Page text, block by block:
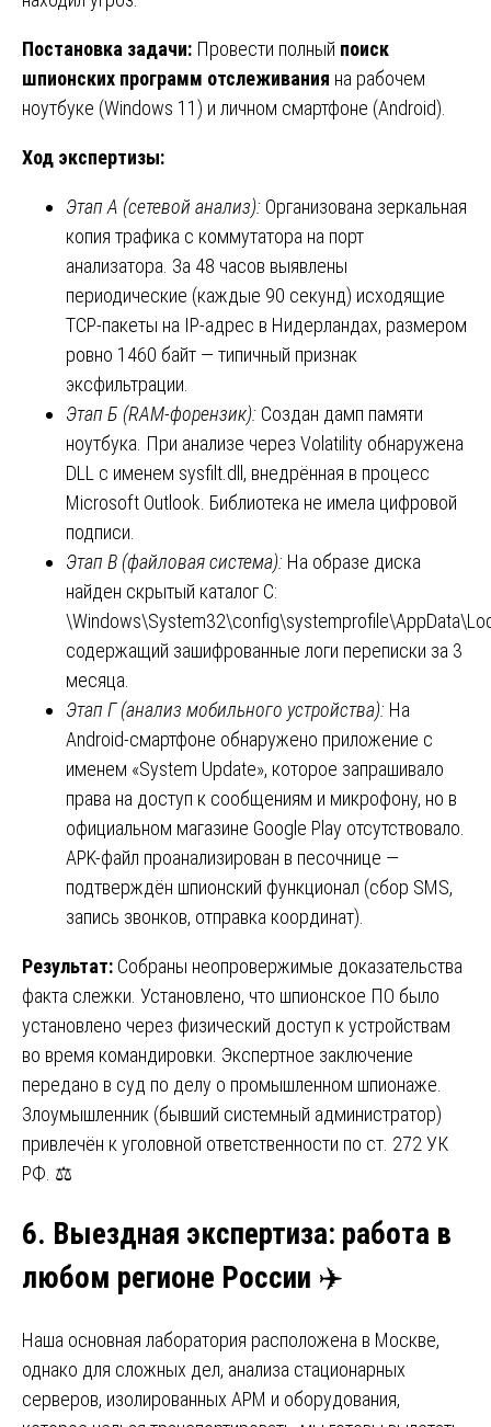
Постановка задачи: Провести полный поиск
шпионских программ отслеживания на рабочем
ноутбуке (Windows 11) и личном смартфоне (Android).
Ход экспертизы:
Этап А (сетевой анализ): Организована зеркальная
копия трафика с коммутатора на порт
анализатора. За 48 часов выявлены
периодические (каждые 90 секунд) исходящие
TCP-пакеты на IP-адрес в Нидерландах, размером
ровно 1460 байт — типичный признак
эксфильтрации.
Этап Б (RAM-форензик): Создан дамп памяти
ноутбука. При анализе через Volatility обнаружена
DLL с именем sysfilt.dll, внедрённая в процесс
Microsoft Outlook. Библиотека не имела цифровой
подписи.
Этап В (файловая система): На образе диска
найден скрытый каталог C:
содержащий зашифрованные логи переписки за 3
месяца.
Этап Г (анализ мобильного устройства): На
Android-смартфоне обнаружено приложение с
именем «System Update», которое запрашивало
права на доступ к сообщениям и микрофону, но в
официальном магазине Google Play отсутствовало.
APK-файл проанализирован в песочнице —
подтверждён шпионский функционал (сбор SMS,
запись звонков, отправка координат).
Результат: Собраны неопровержимые доказательства
факта слежки. Установлено, что шпионское ПО было
установлено через физический доступ к устройствам
во время командировки. Экспертное заключение
передано в суд по делу о промышленном шпионаже.
Злоумышленник (бывший системный администратор)
привлечён к уголовной ответственности по ст. 272 УК
РФ. ⚖️
6. Выездная экспертиза: работа в
любом регионе России ✈️
Наша основная лаборатория расположена в Москве,
однако для сложных дел, анализа стационарных
серверов, изолированных АРМ и оборудования,